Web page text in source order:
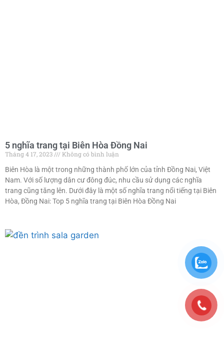
5 nghĩa trang tại Biên Hòa Đồng Nai
Tháng 4 17, 2023
Không có bình luận
Biên Hòa là một trong những thành phố lớn của tỉnh Đồng Nai, Việt
Nam. Với số lượng dân cư đông đúc, nhu cầu sử dụng các nghĩa
trang cũng tăng lên. Dưới đây là một số nghĩa trang nổi tiếng tại Biên
Hòa, Đồng Nai: Top 5 nghĩa trang tại Biên Hòa Đồng Nai